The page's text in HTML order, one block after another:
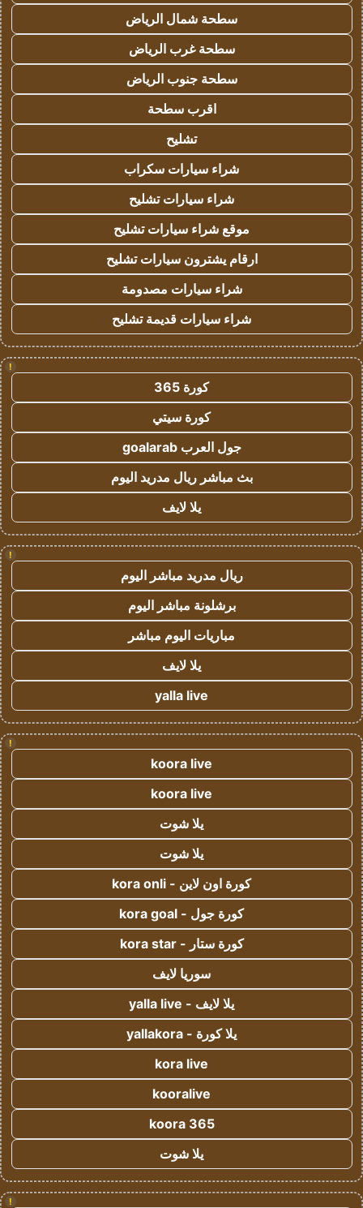
سطحة شمال الرياض
سطحة غرب الرياض
سطحة جنوب الرياض
اقرب سطحة
تشليح
شراء سيارات سكراب
شراء سيارات تشليح
موقع شراء سيارات تشليح
ارقام يشترون سيارات تشليح
شراء سيارات مصدومة
شراء سيارات قديمة تشليح
!
كورة 365
كورة سيتي
جول العرب goalarab
بث مباشر ريال مدريد اليوم
يلا لايف
!
ريال مدريد مباشر اليوم
برشلونة مباشر اليوم
مباريات اليوم مباشر
يلا لايف
yalla live
!
koora live
koora live
يلا شوت
يلا شوت
كورة اون لاين - kora onli
كورة جول - kora goal
كورة ستار - kora star
سوريا لايف
يلا لايف - yalla live
يلا كورة - yallakora
kora live
kooralive
koora 365
يلا شوت
!